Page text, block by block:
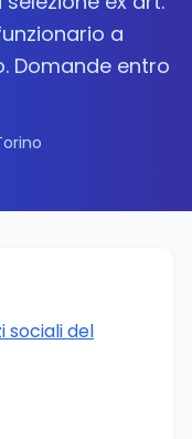
a
Domande entro
sociali del